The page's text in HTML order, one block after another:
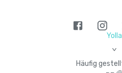
Yolla
>
Häufig